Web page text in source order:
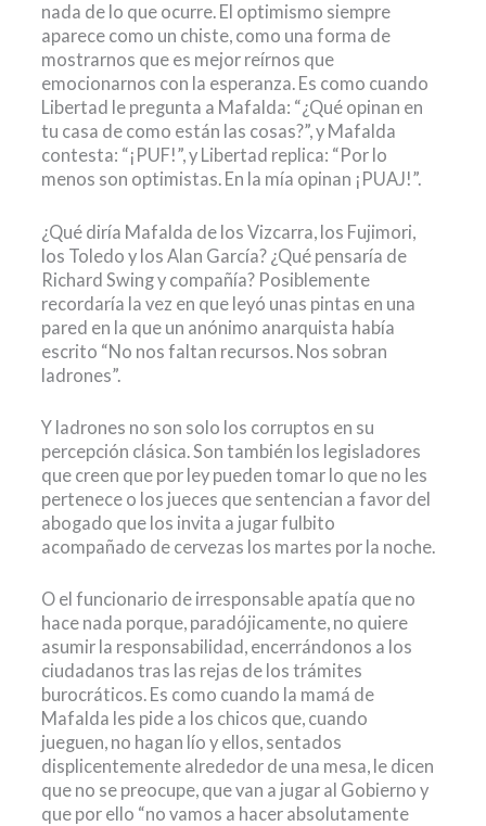
nada de lo que ocurre. El optimismo siempre
aparece como un chiste, como una forma de
mostrarnos que es mejor reírnos que
emocionarnos con la esperanza. Es como cuando
Libertad le pregunta a Mafalda: “¿Qué opinan en
tu casa de como están las cosas?”, y Mafalda
contesta: “¡PUF!”, y Libertad replica: “Por lo
menos son optimistas. En la mía opinan ¡PUAJ!”.
¿Qué diría Mafalda de los Vizcarra, los Fujimori,
los Toledo y los Alan García? ¿Qué pensaría de
Richard Swing y compañía? Posiblemente
recordaría la vez en que leyó unas pintas en una
pared en la que un anónimo anarquista había
escrito “No nos faltan recursos. Nos sobran
ladrones”.
Y ladrones no son solo los corruptos en su
percepción clásica. Son también los legisladores
que creen que por ley pueden tomar lo que no les
pertenece o los jueces que sentencian a favor del
abogado que los invita a jugar fulbito
acompañado de cervezas los martes por la noche.
O el funcionario de irresponsable apatía que no
hace nada porque, paradójicamente, no quiere
asumir la responsabilidad, encerrándonos a los
ciudadanos tras las rejas de los trámites
burocráticos. Es como cuando la mamá de
Mafalda les pide a los chicos que, cuando
jueguen, no hagan lío y ellos, sentados
displicentemente alrededor de una mesa, le dicen
que no se preocupe, que van a jugar al Gobierno y
que por ello “no vamos a hacer absolutamente